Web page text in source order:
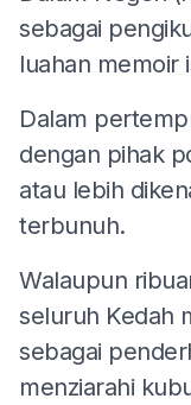
sebagai
luahan memoir
Dalam
dengan pihak
atau lebih
terbunuh.
Walaupun
seluruh Kedah
sebagai
menziarahi